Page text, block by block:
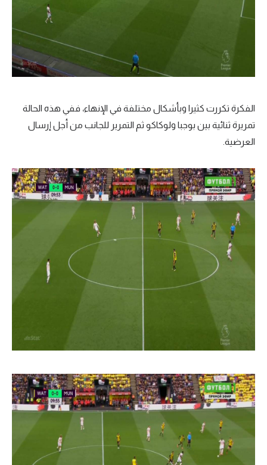
الفكرة تكررت كثيرا وبأشكال مختلفة في الإنهاء، ففي هذه الحالة
تمريرة ثنائية بين بوجبا ولوكاكو ثم التمرير للجانب من أجل إرسال
العرضية.